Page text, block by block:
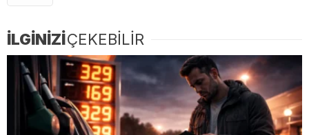
İLGİNİZİÇEKEBİLİR